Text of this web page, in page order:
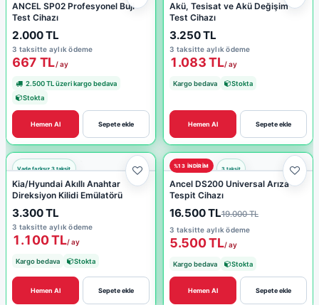
ANCEL SP02 Profesyonel Buji
Test Cihazı
2.000 TL
3 taksitte aylık ödeme
667 TL/ ay
2.500 TL üzeri kargo bedava
Stokta
Sepete ekle
Hemen Al
Akü, Tesisat ve Akü Değişim
Test Cihazı
3.250 TL
3 taksitte aylık ödeme
1.083 TL/ ay
Kargo bedava Stokta
Sepete ekle
Hemen Al
Kia/Hyundai Akıllı Anahtar
Direksiyon Kilidi Emülatörü
3.300 TL
3 taksitte aylık ödeme
1.100 TL/ ay
Kargo bedava Stokta
Sepete ekle
Hemen Al
%13 INDIRIM
Ancel DS200 Universal Arıza
Tespit Cihazı
16.500 TL19.000 TL
3 taksitte aylık ödeme
5.500 TL/ ay
Kargo bedava Stokta
Sepete ekle
Hemen Al